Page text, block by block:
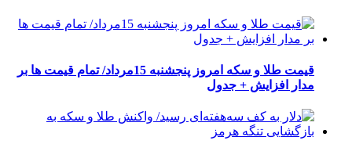
قیمت طلا و سکه امروز پنجشنبه 15مرداد/ تمام قیمت ها بر
مدار افزایش + جدول